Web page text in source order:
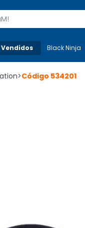
Mais-v-
Black Ninja
>Código 534201